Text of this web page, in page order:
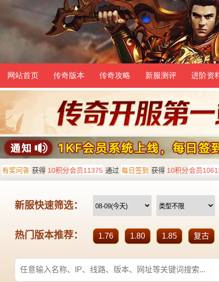
网站首页 传奇版本 传奇攻略 新服测评 进阶资